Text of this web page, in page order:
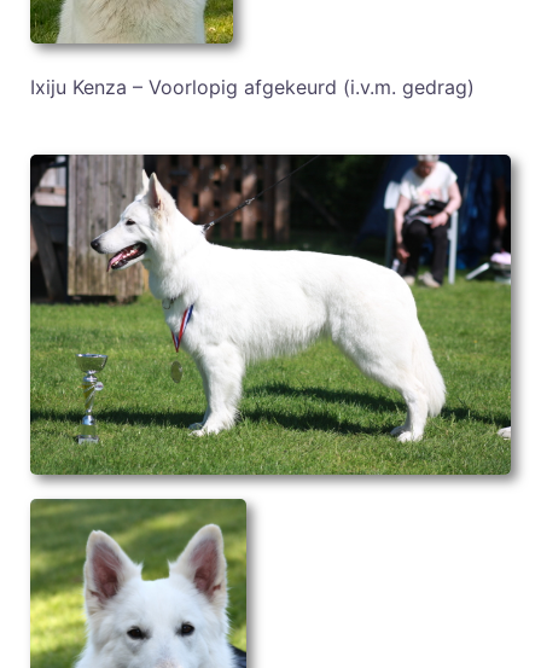
Ixiju Kenza – Voorlopig afgekeurd (i.v.m. gedrag)